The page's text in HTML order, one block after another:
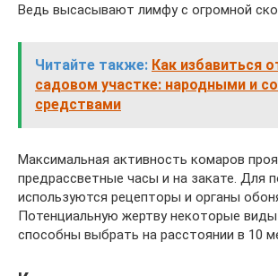
Ведь высасывают лимфу с огромной
Читайте также: Как избавиться
садовом участке: народными и
средствами
Максимальная активность комаров
предрассветные часы и на закате. Для
используются рецепторы и органы
Потенциальную жертву некоторые виды
способны выбрать на расстоянии в 10